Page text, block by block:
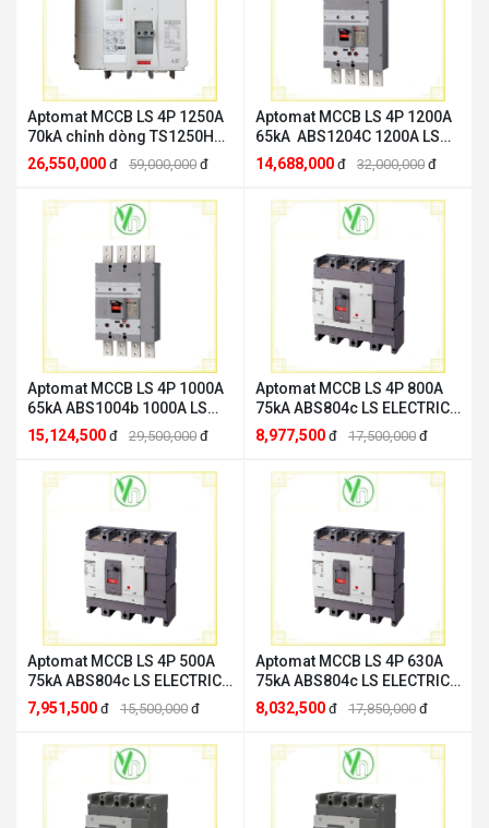
Aptomat MCCB LS 4P 1250A
70kA chỉnh dòng TS1250H
4P LS ELECTRIC TS1250H 4P
26,550,000 đ 59,000,000 đ
Aptomat MCCB LS 4P 1200A
65kA ABS1204C 1200A LS
ELECTRIC ABS1204b 1200A
14,688,000 đ 32,000,000 đ
Aptomat MCCB LS 4P 1000A
65kA ABS1004b 1000A LS
ELECTRIC ABS1004b 1000A
15,124,500 đ 29,500,000 đ
Aptomat MCCB LS 4P 800A
75kA ABS804c LS ELECTRIC
ABS804c 800A
8,977,500 đ 17,500,000 đ
Aptomat MCCB LS 4P 500A
75kA ABS804c LS ELECTRIC
ABS804c 500A
7,951,500 đ 15,500,000 đ
Aptomat MCCB LS 4P 630A
75kA ABS804c LS ELECTRIC
ABS804c 630A
8,032,500 đ 17,850,000 đ